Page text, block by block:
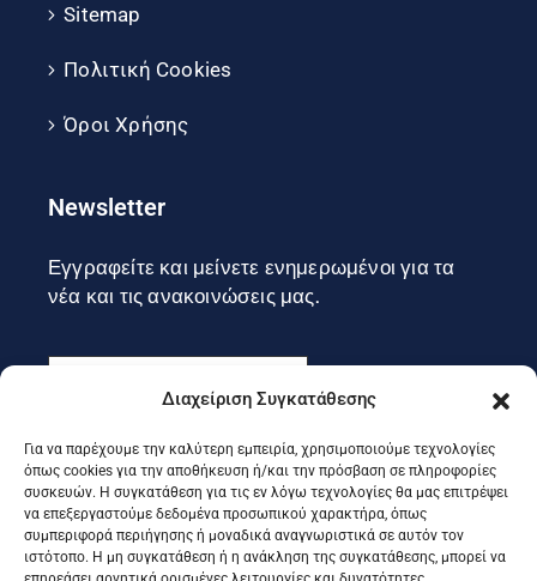
Διαχείριση Συγκατάθεσης
Για να παρέχουμε την καλύτερη εμπειρία, χρησιμοποιούμε τεχνολογίες
όπως cookies για την αποθήκευση ή/και την πρόσβαση σε πληροφορίες
συσκευών. Η συγκατάθεση για τις εν λόγω τεχνολογίες θα μας επιτρέψει
να επεξεργαστούμε δεδομένα προσωπικού χαρακτήρα, όπως
συμπεριφορά περιήγησης ή μοναδικά αναγνωριστικά σε αυτόν τον
ιστότοπο. Η μη συγκατάθεση ή η ανάκληση της συγκατάθεσης, μπορεί να
Sitemap
Πολιτική Cookies
Όροι Χρήσης
Newsletter
Εγγραφείτε και μείνετε ενημερωμένοι για τα
νέα και τις ανακοινώσεις μας.
Εγγραφή
Ακολουθήστε μας στα social